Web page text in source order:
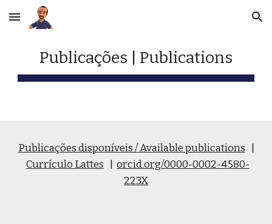
Skip to main content Skip to navigation
Publicações | Publications
Publicações disponíveis / Available publications
Currículo Lattes
orcid.org/0000-0002-4580-
223X